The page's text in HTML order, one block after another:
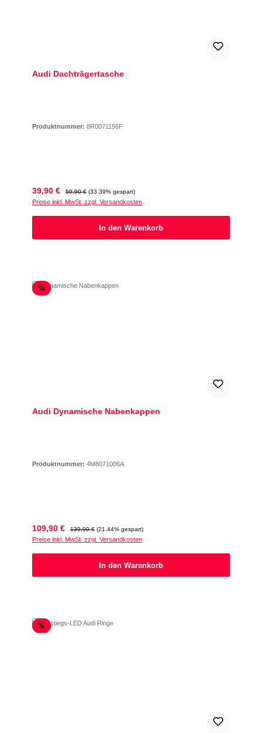
Audi Dachträgertasche
Produktnummer: 8R0071156F
Verkaufspreis:
39,90 € Regulärer Preis:
59,90 € (33.39% gespart)
Preise inkl. MwSt. zzgl. Versandkosten
In den Warenkorb
%Rabatt
Audi Dynamische Nabenkappen
Produktnummer: 4M8071006A
Verkaufspreis:
109,90 € Regulärer Preis:
139,90 € (21.44% gespart)
Preise inkl. MwSt. zzgl. Versandkosten
In den Warenkorb
%Rabatt